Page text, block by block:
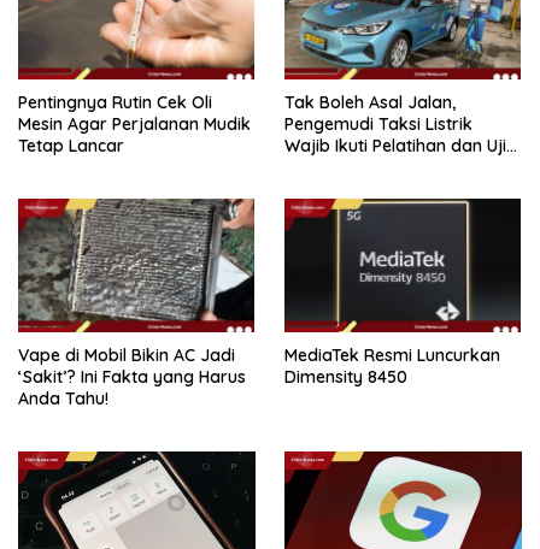
Pentingnya Rutin Cek Oli
Mesin Agar Perjalanan Mudik
Tetap Lancar
Tak Boleh Asal Jalan,
Pengemudi Taksi Listrik
Wajib Ikuti Pelatihan dan Uji
Vape di Mobil Bikin AC Jadi
‘Sakit’? Ini Fakta yang Harus
Anda Tahu!
MediaTek Resmi Luncurkan
Dimensity 8450